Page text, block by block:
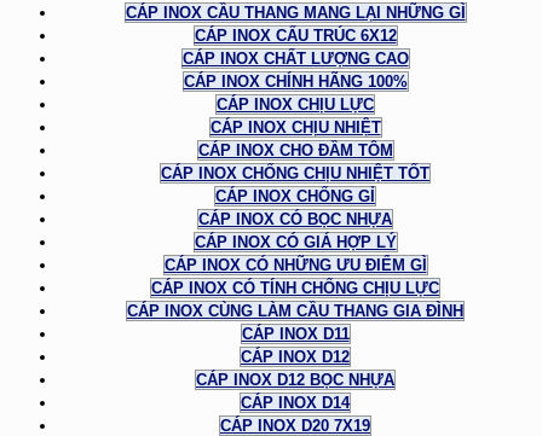
CÁP INOX CẦU THANG MANG LẠI NHỮNG GÌ
CÁP INOX CẤU TRÚC 6X12
CÁP INOX CHẤT LƯỢNG CAO
CÁP INOX CHÍNH HÃNG 100%
CÁP INOX CHỊU LỰC
CÁP INOX CHỊU NHIỆT
CÁP INOX CHO ĐẦM TÔM
CÁP INOX CHỐNG CHỊU NHIỆT TỐT
CÁP INOX CHỐNG GỈ
CÁP INOX CÓ BỌC NHỰA
CÁP INOX CÓ GIÁ HỢP LÝ
CÁP INOX CÓ NHỮNG ƯU ĐIỂM GÌ
CÁP INOX CÓ TÍNH CHỐNG CHỊU LỰC
CÁP INOX CÙNG LÀM CẦU THANG GIA ĐÌNH
CÁP INOX D11
CÁP INOX D12
CÁP INOX D12 BỌC NHỰA
CÁP INOX D14
CÁP INOX D20 7X19